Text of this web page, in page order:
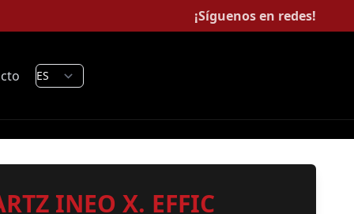
¡Síguenos en redes!
INEO X. EFFIC